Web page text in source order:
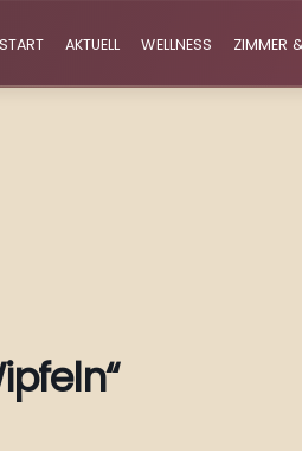
START AKTUELL WELLNESS ZIMMER